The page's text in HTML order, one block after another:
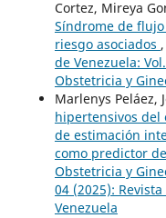
Cortez, Mireya
Síndrome de
riesgo asociados ,
de Venezuela:
Obstetricia y
Marlenys Peláez,
hipertensivos del
de estimación
como predictor
Obstetricia y
04 (2025):
Venezuela